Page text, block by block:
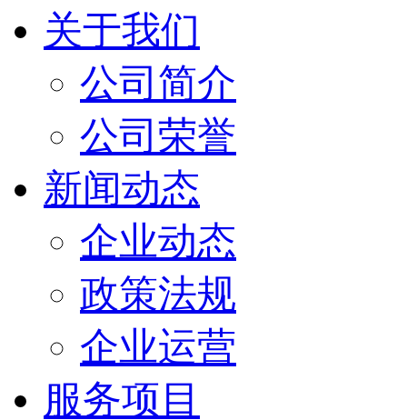
关于我们
公司简介
公司荣誉
新闻动态
企业动态
政策法规
企业运营
服务项目